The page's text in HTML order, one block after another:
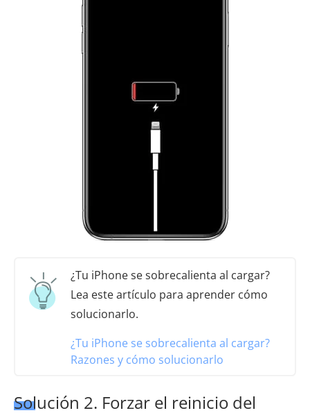
¿Tu iPhone se sobrecalienta al cargar?
Lea este artículo para aprender cómo
solucionarlo.
¿Tu iPhone se sobrecalienta al cargar?
Razones y cómo solucionarlo
Solución 2. Forzar el reinicio del